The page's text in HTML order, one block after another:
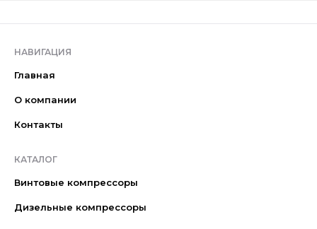
НАВИГАЦИЯ
Главная
О компании
Контакты
КАТАЛОГ
Винтовые компрессоры
Дизельные компрессоры